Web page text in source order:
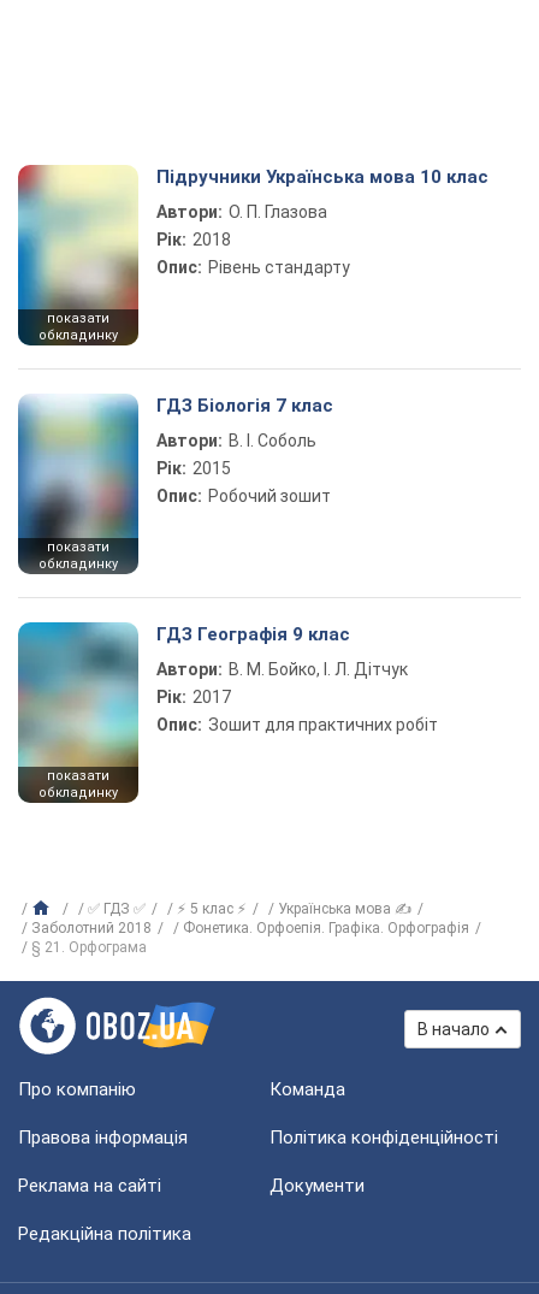
показати
обкладинку
Підручники Українська мова 10 клас
Автори: О. П. Глазова
Рік: 2018
Опис: Рівень стандарту
показати
обкладинку
ГДЗ Біологія 7 клас
Автори: В. І. Соболь
Рік: 2015
Опис: Робочий зошит
показати
обкладинку
ГДЗ Географія 9 клас
Автори: В. М. Бойко, І. Л. Дітчук
Рік: 2017
Опис: Зошит для практичних робіт
✅ ГДЗ ✅ ⚡ 5 клас ⚡
Українська мова ✍
Заболотний 2018
Фонетика. Орфоепія. Графіка. Орфографія
§ 21. Орфограма
В начало
Про компанію Команда
Правова інформація Політика конфіденційності
Реклама на сайті Документи
Редакційна політика